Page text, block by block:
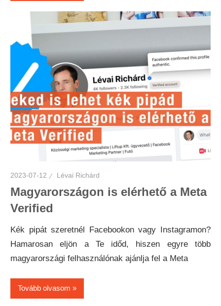
2023-07-12 Lévai Richárd
Magyarországon is elérhető a Meta
Verified
Kék pipát szeretnél Facebookon vagy Instagramon?
Hamarosan eljön a Te időd, hiszen egyre több
magyarországi felhasználónak ajánlja fel a Meta
Tovább olvasom